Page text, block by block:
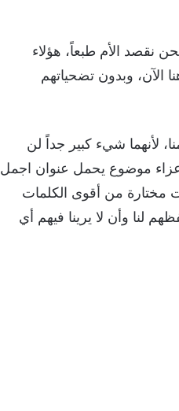
نقصد الأم طبعاً، هؤلاء
الآن، وبدون تضحياتهم
لأنهما شيء كبير جداً لن
موضوع يحمل عنوان اجمل
مختارة من أقوى الكلمات
لنا وأن لا يرينا فيهم أي